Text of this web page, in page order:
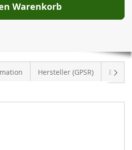
Warenkorb
Hersteller (GPSR)